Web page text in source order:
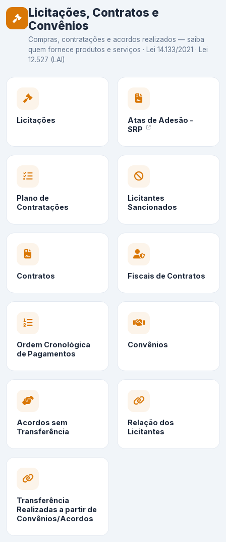
Licitações, Contratos e
Convênios
Compras, contratações e acordos realizados — saiba
quem fornece produtos e serviços · Lei 14.133/2021 · Lei
12.527 (LAI)
Licitações
Atas de Adesão -
SRP
Plano de
Contratações
Licitantes
Sancionados
Contratos Fiscais de Contratos
Ordem Cronológica
de Pagamentos
Convênios
Acordos sem
Transferência
Relação dos
Licitantes
Transferência
Realizadas a partir de
Convênios/Acordos